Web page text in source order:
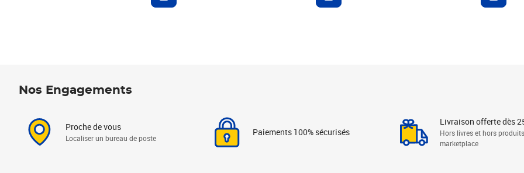
Nos Engagements
Proche de vous
Localiser un bureau de poste
Paiements 100% sécurisés
Livraison offerte dès
Hors livres et hors produits
marketplace